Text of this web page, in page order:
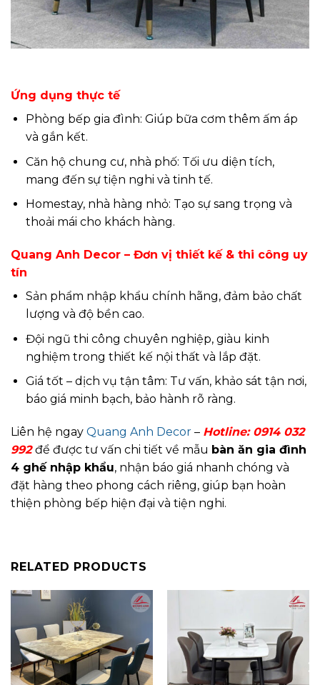
Ứng dụng thực tế
Phòng bếp gia đình: Giúp bữa cơm thêm ấm áp
và gắn kết.
Căn hộ chung cư, nhà phố: Tối ưu diện tích,
mang đến sự tiện nghi và tinh tế.
Homestay, nhà hàng nhỏ: Tạo sự sang trọng và
thoải mái cho khách hàng.
Quang Anh Decor – Đơn vị thiết kế & thi công uy
tín
Sản phẩm nhập khẩu chính hãng, đảm bảo chất
lượng và độ bền cao.
Đội ngũ thi công chuyên nghiệp, giàu kinh
nghiệm trong thiết kế nội thất và lắp đặt.
Giá tốt – dịch vụ tận tâm: Tư vấn, khảo sát tận nơi,
báo giá minh bạch, bảo hành rõ ràng.
Liên hệ ngay Quang Anh Decor – Hotline: 0914 032
992để được tư vấn chi tiết về mẫu bàn ăn gia đình
4 ghế nhập khẩu, nhận báo giá nhanh chóng và
đặt hàng theo phong cách riêng, giúp bạn hoàn
thiện phòng bếp hiện đại và tiện nghi.
RELATED PRODUCTS